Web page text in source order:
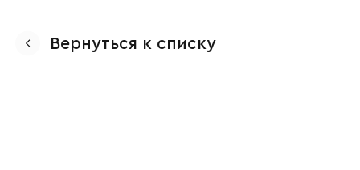
Вернуться к списку